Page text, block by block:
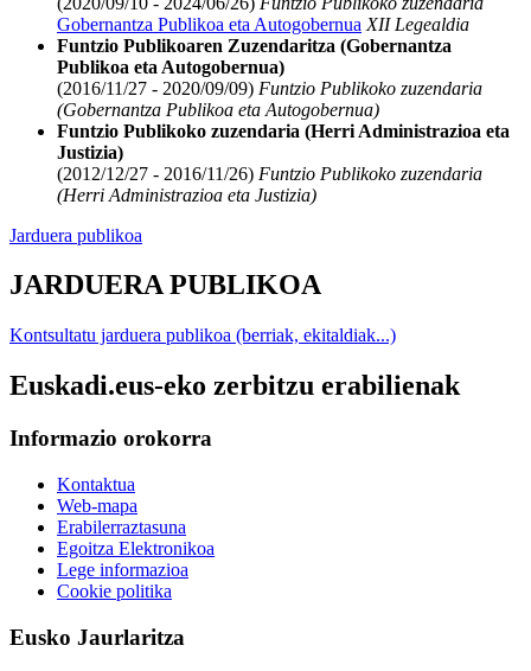
Gobernantza Publikoa eta Autogobernua XII Legealdia
Funtzio Publikoaren Zuzendaritza (Gobernantza
Publikoa eta Autogobernua)
(2016/11/27 - 2020/09/09) Funtzio Publikoko zuzendaria
(Gobernantza Publikoa eta Autogobernua)
Funtzio Publikoko zuzendaria (Herri Administrazioa eta
Justizia)
(2012/12/27 - 2016/11/26) Funtzio Publikoko zuzendaria
(Herri Administrazioa eta Justizia)
Jarduera publikoa
JARDUERA PUBLIKOA
Kontsultatu jarduera publikoa (berriak, ekitaldiak...)
Euskadi.eus-eko zerbitzu erabilienak
Informazio orokorra
Kontaktua
Web-mapa
Erabilerraztasuna
Egoitza Elektronikoa
Lege informazioa
Cookie politika
Eusko Jaurlaritza